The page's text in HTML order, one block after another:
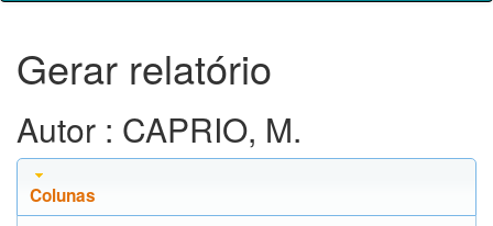
Gerar relatório
Autor : CAPRIO, M.
Colunas